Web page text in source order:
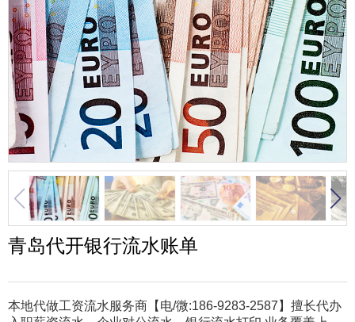
青岛代开银行流水账单
本地代做工资流水服务商【电/微:186-9283-2587】擅长代办